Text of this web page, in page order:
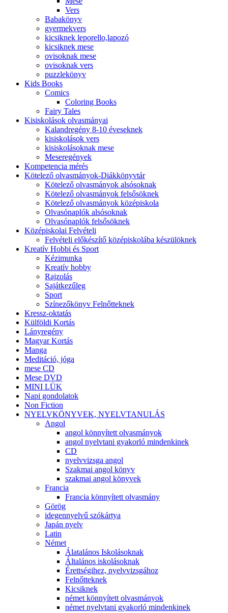
Vers
Babakönyv
gyermekvers
kicsiknek leporello,lapozó
kicsiknek mese
ovisoknak mese
ovisoknak vers
puzzlekönyv
Kids Books
Comics
Coloring Books
Fairy Tales
Kisiskolások olvasmányai
Kalandregény 8-10 éveseknek
kisiskolások vers
kisiskolásoknak mese
Meseregények
Kompetencia mérés
Kötelező olvasmányok-Diákkönyvtár
Kötelező olvasmányok alsósoknak
Kötelező olvasmányok felsősöknek
Kötelező olvasmányok középiskola
Olvasónaplók alsósoknak
Olvasónaplók felsősöknek
Középiskolai Felvételi
Felvételi előkészítő középiskolába készülöknek
Kreatív Hobbi és Sport
Kézimunka
Kreatív hobby
Rajzolás
Sajátkezűleg
Sport
Színezőkönyv Felnőtteknek
Kressz-oktatás
Külföldi Kortás
Lányregény
Magyar Kortás
Manga
Meditáció, jóga
mese CD
Mese DVD
MINI LÜK
Napi gondolatok
Non Fiction
NYELVKÖNYVEK, NYELVTANULÁS
Angol
angol könnyített olvasmányok
angol nyelvtani gyakorló mindenkinek
CD
nyelvvizsga angol
Szakmai angol könyv
szakmai angol könyvek
Francia
Francia könnyített olvasmány
Görög
idegennyelvű szókártya
Japán nyelv
Latin
Német
Álatalános Iskolásoknak
Általános iskolásoknak
Érettségihez, nyelvvizsgához
Felnőtteknek
Kicsiknek
német könnyített olvasmányok
német nyelvtani gyakorló mindenkinek